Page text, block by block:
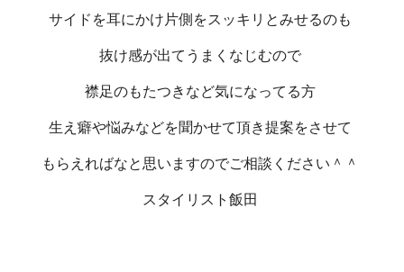
サイドを耳にかけ片側をスッキリとみせるのも
抜け感が出てうまくなじむので
襟足のもたつきなど気になってる方
生え癖や悩みなどを聞かせて頂き提案をさせて
もらえればなと思いますのでご相談ください＾＾
スタイリスト飯田